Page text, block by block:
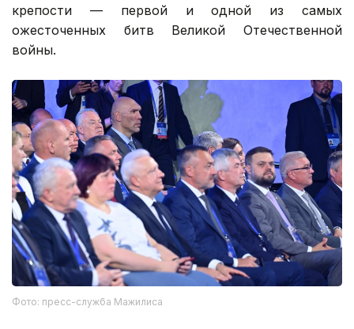
крепости — первой и одной из самых
ожесточенных битв Великой Отечественной
войны.
Фото: пресс-служба Мажилиса